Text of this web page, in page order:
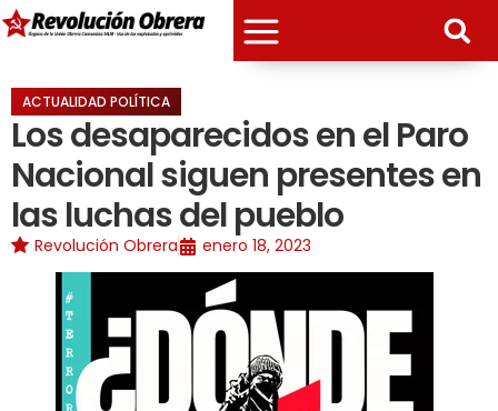
ACTUALIDAD POLÍTICA
Los desaparecidos en el Paro
Nacional siguen presentes en
las luchas del pueblo
Revolución Obrera enero 18, 2023